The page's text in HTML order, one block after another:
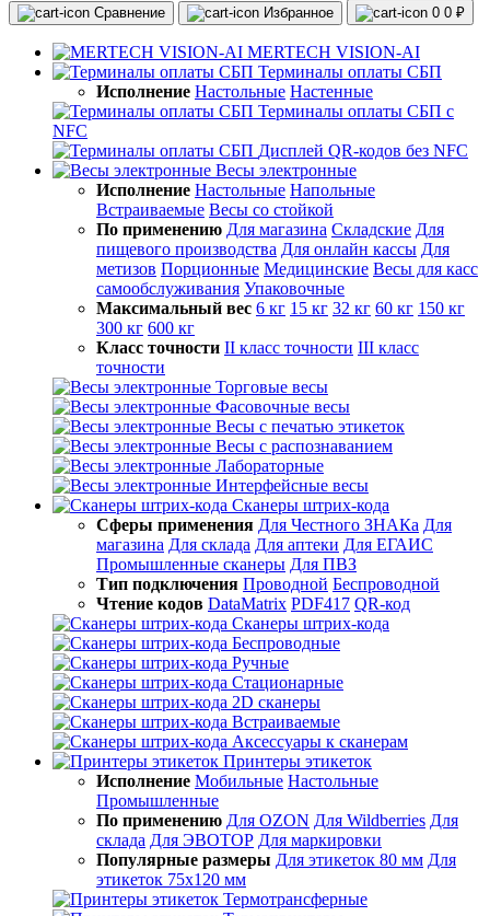
Сравнение Избранное 0 0 ₽
MERTECH VISION-AI
Терминалы оплаты СБП
Исполнение Настольные Настенные
Терминалы оплаты СБП с
NFC
Дисплей QR-кодов без NFC
Весы электронные
Исполнение Настольные Напольные
Встраиваемые Весы со стойкой
По применению Для магазина Складские Для
пищевого производства Для онлайн кассы Для
метизов Порционные Медицинские Весы для касс
самообслуживания Упаковочные
Максимальный вес 6 кг 15 кг 32 кг 60 кг 150 кг
300 кг 600 кг
Класс точности II класс точности III класс
точности
Торговые весы
Фасовочные весы
Весы с печатью этикеток
Весы с распознаванием
Лабораторные
Интерфейсные весы
Сканеры штрих-кода
Сферы применения Для Честного ЗНАКа Для
магазина Для склада Для аптеки Для ЕГАИС
Промышленные сканеры Для ПВЗ
Тип подключения Проводной Беспроводной
Чтение кодов DataMatrix PDF417 QR-код
Сканеры штрих-кода
Беспроводные
Ручные
Стационарные
2D сканеры
Встраиваемые
Аксессуары к сканерам
Принтеры этикеток
Исполнение Мобильные Настольные
Промышленные
По применению Для OZON Для Wildberries Для
склада Для ЭВОТОР Для маркировки
Популярные размеры Для этикеток 80 мм Для
этикеток 75х120 мм
Термотрансферные